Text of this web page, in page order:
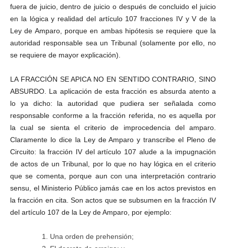
fuera de juicio, dentro de juicio o después de concluido el juicio
en la lógica y realidad del artículo 107 fracciones IV y V de la
Ley de Amparo, porque en ambas hipótesis se requiere que la
autoridad responsable sea un Tribunal (solamente por ello, no
se requiere de mayor explicación).
LA FRACCIÓN SE APICA NO EN SENTIDO CONTRARIO, SINO
ABSURDO. La aplicación de esta fracción es absurda atento a
lo ya dicho: la autoridad que pudiera ser señalada como
responsable conforme a la fracción referida, no es aquella por
la cual se sienta el criterio de improcedencia del amparo.
Claramente lo dice la Ley de Amparo y transcribe el Pleno de
Circuito: la fracción IV del artículo 107 alude a la impugnación
de actos de un Tribunal, por lo que no hay lógica en el criterio
que se comenta, porque aun con una interpretación contrario
sensu, el Ministerio Público jamás cae en los actos previstos en
la fracción en cita. Son actos que se subsumen en la fracción IV
del artículo 107 de la Ley de Amparo, por ejemplo:
Una orden de prehensión;